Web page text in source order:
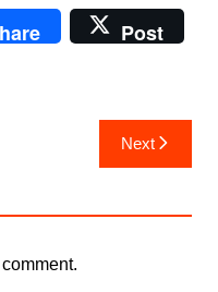
Post
Next